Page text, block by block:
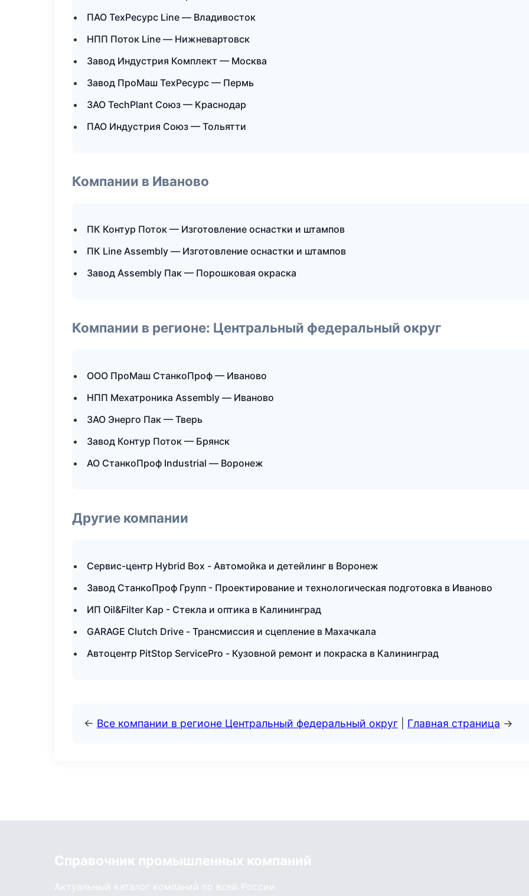
ПАО ТехРесурс Line — Владивосток
НПП Поток Line — Нижневартовск
Завод Индустрия Комплект — Москва
Завод ПроМаш ТехРесурс — Пермь
ЗАО TechPlant Союз — Краснодар
ПАО Индустрия Союз — Тольятти
Компании в Иваново
ПК Контур Поток — Изготовление оснастки и штампов
ПК Line Assembly — Изготовление оснастки и штампов
Завод Assembly Пак — Порошковая окраска
Компании в регионе: Центральный федеральный округ
ООО ПроМаш СтанкоПроф — Иваново
НПП Мехатроника Assembly — Иваново
ЗАО Энерго Пак — Тверь
Завод Контур Поток — Брянск
АО СтанкоПроф Industrial — Воронеж
Другие компании
Сервис-центр Hybrid Box - Автомойка и детейлинг в Воронеж
Завод СтанкоПроф Групп - Проектирование и технологическая подготовка в Иваново
ИП Oil&Filter Кар - Стекла и оптика в Калининград
GARAGE Clutch Drive - Трансмиссия и сцепление в Махачкала
Автоцентр PitStop ServicePro - Кузовной ремонт и покраска в Калининград
← Все компании в регионе Центральный федеральный округ Главная страница →
Справочник промышленных компаний
Актуальный каталог компаний по всей России